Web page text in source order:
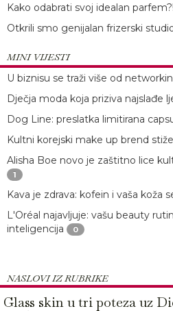
Kako odabrati svoj idealan parfem?!
Otkrili smo genijalan frizerski
MINI VIJESTI
U biznisu se traži više od
Dječja moda koja priziva najslađe
Dog Line: preslatka limitirana
Kultni korejski make up brend
Alisha Boe novo je zaštitno lice
1
Kava je zdrava: kofein i vaša koža
L'Oréal najavljuje: vašu beauty
inteligencija
0
NASLOVI IZ RUBRIKE
Glass skin u tri poteza uz